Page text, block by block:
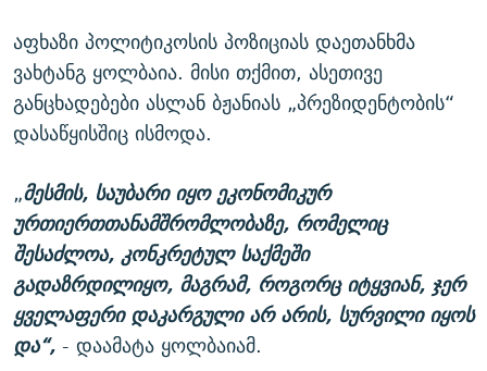
აფხაზი პოლიტიკოსის პოზიციას დაეთანხმა
ვახტანგ ყოლბაია. მისი თქმით, ასეთივე
განცხადებები ასლან ბჟანიას „პრეზიდენტობის“
დასაწყისშიც ისმოდა.
„მესმის, საუბარი იყო ეკონომიკურ
ურთიერთთანამშრომლობაზე, რომელიც
შესაძლოა, კონკრეტულ საქმეში
გადაზრდილიყო, მაგრამ, როგორც იტყვიან, ჯერ
ყველაფერი დაკარგული არ არის, სურვილი იყოს
და“,- დაამატა ყოლბაიამ.